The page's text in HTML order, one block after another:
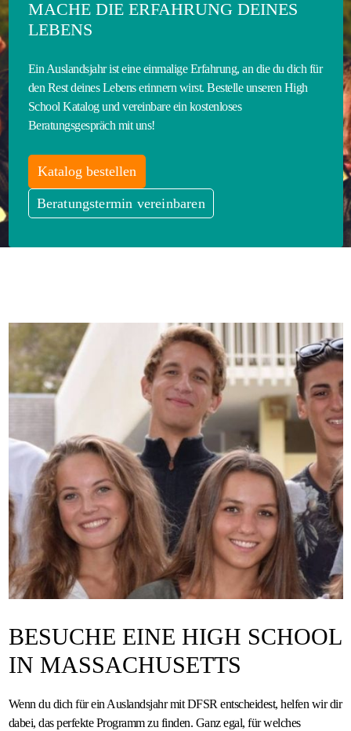
MACHE DIE ERFAHRUNG DEINES
LEBENS
Ein Auslandsjahr ist eine einmalige Erfahrung, an die du dich für
den Rest deines Lebens erinnern wirst. Bestelle unseren High
School Katalog und vereinbare ein kostenloses
Beratungsgespräch mit uns!
Katalog bestellen
Beratungstermin vereinbaren
BESUCHE EINE HIGH SCHOOL
IN MASSACHUSETTS
Wenn du dich für ein Auslandsjahr mit DFSR entscheidest, helfen wir dir
dabei, das perfekte Programm zu finden. Ganz egal, für welches